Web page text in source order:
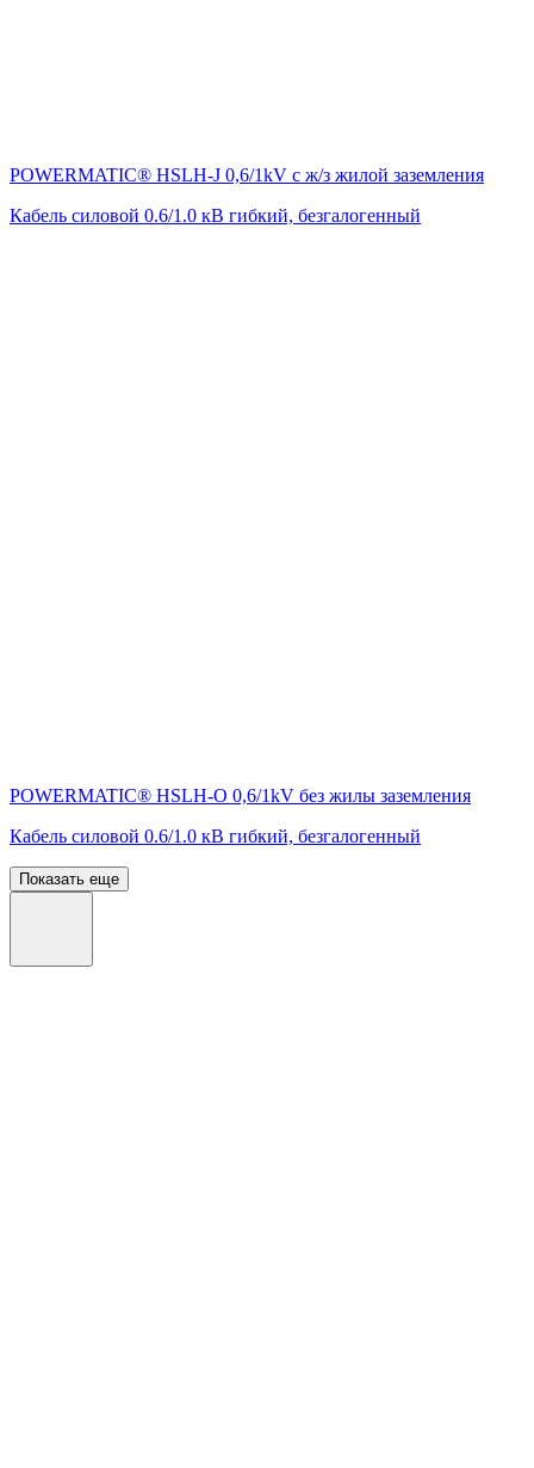
POWERMATIC® HSLH-J 0,6/1kV с ж/з жилой заземления
Кабель силовой 0.6/1.0 кВ гибкий, безгалогенный
POWERMATIC® HSLH-O 0,6/1kV без жилы заземления
Кабель силовой 0.6/1.0 кВ гибкий, безгалогенный
Показать еще